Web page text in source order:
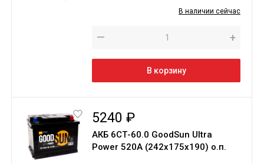
В наличии сейчас
— +
В корзину
5240 ₽
АКБ 6СТ-60.0 GoodSun Ultra
Power 520A (242х175х190) о.п.